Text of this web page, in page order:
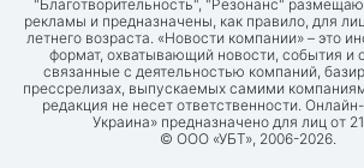
"Благотворительность", "Резонанс"
рекламы и предназначены, как правило, для
летнего возраста. «Новости компании» – это
формат, охватывающий новости, события и
связанные с деятельностью компаний,
прессрелизах, выпускаемых самими
редакция не несет ответственности.
Украина» предназначено для лиц от
© ООО «УБТ», 2006-2026.